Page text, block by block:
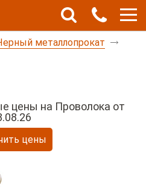
металлопрокат
цены на Проволока от
цены